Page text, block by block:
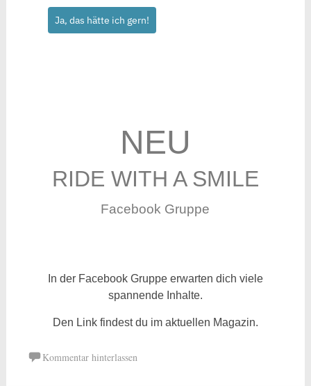
Ja, das hätte ich gern!
NEU
RIDE WITH A SMILE
Facebook Gruppe
In der Facebook Gruppe erwarten dich viele
spannende Inhalte.
Den Link findest du im aktuellen Magazin.
Kommentar hinterlassen